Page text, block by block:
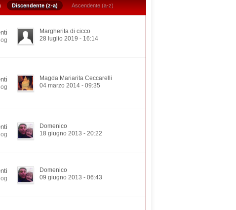
Discendente (z-a) Ascendente (a-z)
Margherita di cicco
28 luglio 2019 - 16:14
Magda Mariarita Ceccarelli
04 marzo 2014 - 09:35
Domenico
18 giugno 2013 - 20:22
Domenico
09 giugno 2013 - 06:43